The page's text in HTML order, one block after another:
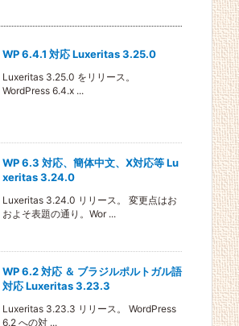
WP 6.4.1 対応 Luxeritas 3.25.0
Luxeritas 3.25.0 をリリース。
WordPress 6.4.x ...
WP 6.3 対応、簡体中文、X対応等 Lu
xeritas 3.24.0
Luxeritas 3.24.0 リリース。 変更点はお
およそ表題の通り。Wor ...
WP 6.2 対応 ＆ ブラジルポルトガル語
対応 Luxeritas 3.23.3
Luxeritas 3.23.3 リリース。 WordPress
6.2 への対 ...